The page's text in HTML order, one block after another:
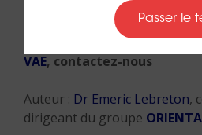
Vous souhaitez être
réalisation d’unbilan de
VAE, contactez-nous
Auteur : Dr Emeric Lebreton,
dirigeant du groupe
Passer le